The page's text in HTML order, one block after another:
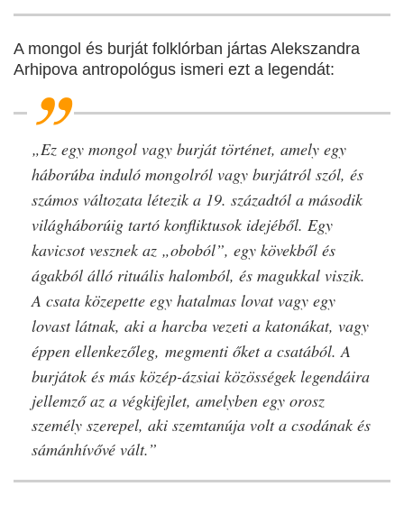
A mongol és burját folklórban jártas Alekszandra
Arhipova antropológus ismeri ezt a legendát:
„Ez egy mongol vagy burját történet, amely egy
háborúba induló mongolról vagy burjátról szól, és
számos változata létezik a 19. századtól a második
világháborúig tartó konfliktusok idejéből. Egy
kavicsot vesznek az „oboból”, egy kövekből és
ágakból álló rituális halomból, és magukkal viszik.
A csata közepette egy hatalmas lovat vagy egy
lovast látnak, aki a harcba vezeti a katonákat, vagy
éppen ellenkezőleg, megmenti őket a csatából. A
burjátok és más közép-ázsiai közösségek legendáira
jellemző az a végkifejlet, amelyben egy orosz
személy szerepel, aki szemtanúja volt a csodának és
sámánhívővé vált.”